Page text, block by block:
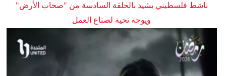
ناشط فلسطيني يشيد بالحلقة السادسة من "صحاب الأرض"
ويوجه تحية لصناع العمل